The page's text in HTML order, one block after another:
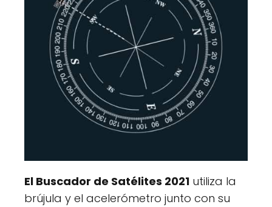
El Buscador de Satélites 2021 utiliza la
brújula y el acelerómetro junto con su